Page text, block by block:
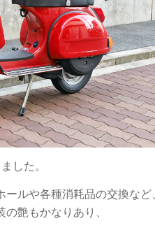
した。
ールや各種消耗品の交換など
艶もかなりあり、